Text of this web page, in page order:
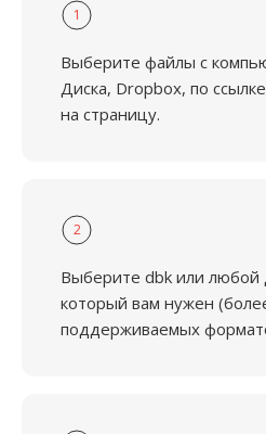
1
Выберите файлы с
Диска, Dropbox, по
на страницу.
2
Выберите dbk или любой
который вам нужен
поддерживаемых